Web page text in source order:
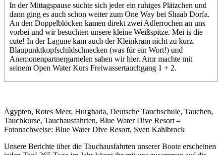
In der Mittagspause suchte sich jeder ein ruhiges Plätzchen und
dann ging es auch schon weiter zum One Way bei Shaab Dorfa.
An den Doppelblöcken kamen direkt zwei Adlerrochen an uns
vorbei und wir besuchten unsere kleine Weißspitze. Mei is die
cute! In der Lagune kam auch der Kleinkram nicht zu kurz.
Blaupunktkopfschildschnecken (was für ein Wort!) und
Anemonenpartnergarnelen sahen wir hier. Amr machte mit
seinem Open Water Kurs Freiwassertauchgang 1 + 2.
Ägypten, Rotes Meer, Hurghada, Deutsche Tauchschule, Tauchen,
Tauchkurse, Tauchausfahrten, Blue Water Dive Resort –
Fotonachweise: Blue Water Dive Resort, Sven Kahlbrock
Unsere Berichte über die Tauchausfahrten unserer Boote erscheinen